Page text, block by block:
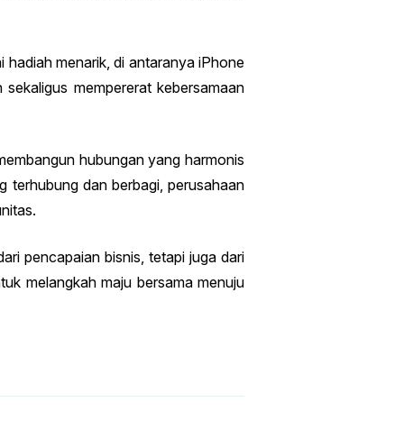
menarik, di antaranya iPhone
mempererat kebersamaan
hubungan yang harmonis
terhubung dan berbagi, perusahaan
pencapaian bisnis, tetapi juga dari
melangkah maju bersama menuju